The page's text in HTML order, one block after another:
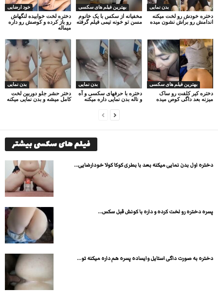
خود ارضایی
دختره لخت خوابیده لنگهاش
رو باز کرده و کوصش رو داره
میماله
بهترین فیلم های سکسی
مخفیانه از سکس با یک خانوم
مسن تو خونه تیمی فیلم گرفته
بدن نمایی
دختره خودش رو لخت میکنه
اندامش رو براش نشون میده
بدن نمایی
دختر حشر جلو دوربین لخت
کامل میشه و بدن نمایی میکنه
بدن نمایی
دختره با حرفهای سکسی و آه
و ناله بدن نمایی داره میکنه
بهترین فیلم های سکسی
دختره کیر کلفت رو ساک
میزنه بعد داگی کوص میده
فیلم های سکسی بیشتر
دختره اول بدن نمایی میکنه بعد با بطری کوکا کولا خودارضایی...
پسره دختره رو لخت کرده و داره با کونش قبل سکس...
دختره به صورت داگی استایل وایساده پسره هم داره میکنه تو...